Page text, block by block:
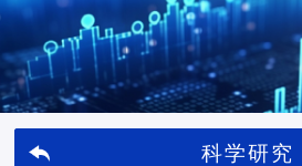
科学研究